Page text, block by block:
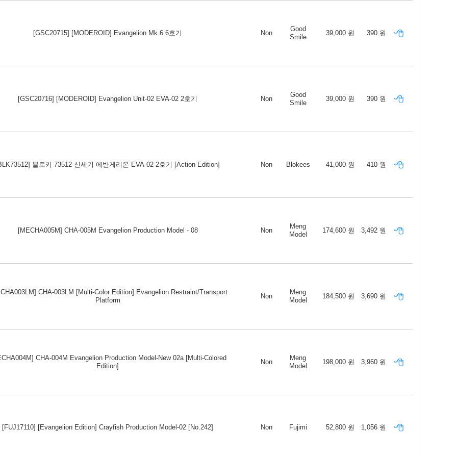
[GSC20715] [MODEROID] Evangelion Mk.6 6호기 Non
Good
Smile
39,000 원 390 원
[GSC20716] [MODEROID] Evangelion Unit-02 EVA-02 2호기 Non
Good
Smile
39,000 원 390 원
블로키 73512 신세기 에반게리온 EVA-02 2호기 [Action Edition] Non Blokees 41,000 원 410 원
[MECHA005M] CHA-005M Evangelion Production Model - 08 Non
Meng
Model
174,600 원 3,492 원
CHA-003LM [Multi-Color Edition] Evangelion Restraint/Transport
Platform
Non
Meng
Model
184,500 원 3,690 원
CHA-004M Evangelion Production Model-New 02a [Multi-Colored
Edition]
Non
Meng
Model
198,000 원 3,960 원
[FUJ17110] [Evangelion Edition] Crayfish Production Model-02 [No.242] Non Fujimi 52,800 원 1,056 원